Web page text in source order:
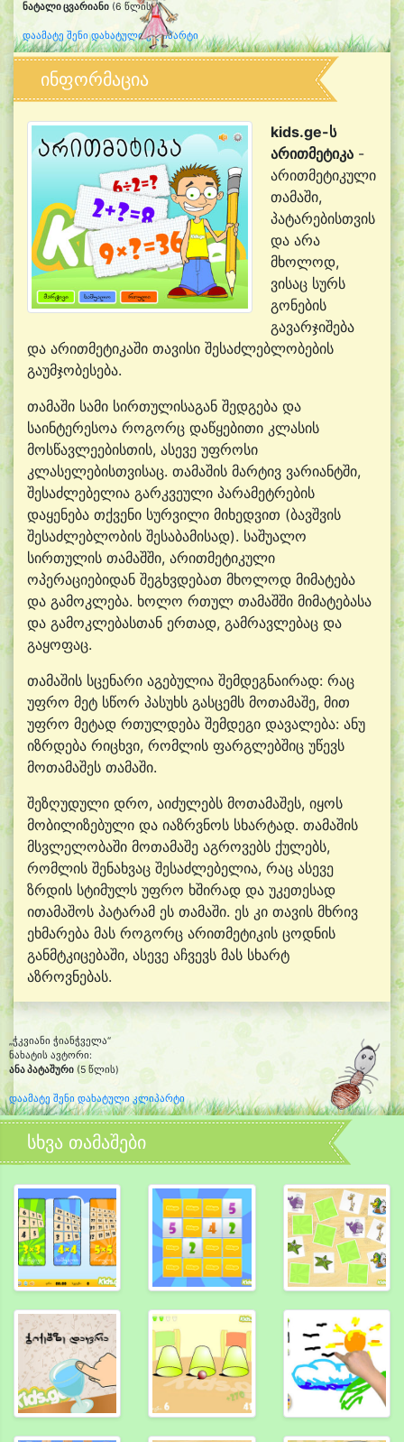
ნატალი ცვარიანი (6 წლის)
დაამატე შენი დახატული კლიპარტი
ინფორმაცია
kids.ge-ს
არითმეტიკა -
არითმეტიკული
თამაში,
პატარებისთვის
და არა
მხოლოდ,
ვისაც სურს
გონების
გავარჯიშება
და არითმეტიკაში თავისი შესაძლებლობების
გაუმჯობესება.
თამაში სამი სირთულისაგან შედგება და
საინტერესოა როგორც დაწყებითი კლასის
მოსწავლეებისთის, ასევე უფროსი
კლასელებისთვისაც. თამაშის მარტივ ვარიანტში,
შესაძლებელია გარკვეული პარამეტრების
დაყენება თქვენი სურვილი მიხედვით (ბავშვის
შესაძლებლობის შესაბამისად). საშუალო
სირთულის თამაშში, არითმეტიკული
ოპერაციებიდან შეგხვდებათ მხოლოდ მიმატება
და გამოკლება. ხოლო რთულ თამაშში მიმატებასა
და გამოკლებასთან ერთად, გამრავლებაც და
გაყოფაც.
თამაშის სცენარი აგებულია შემდეგნაირად: რაც
უფრო მეტ სწორ პასუხს გასცემს მოთამაშე, მით
უფრო მეტად რთულდება შემდეგი დავალება: ანუ
იზრდება რიცხვი, რომლის ფარგლებშიც უწევს
მოთამაშეს თამაში.
შეზღუდული დრო, აიძულებს მოთამაშეს, იყოს
მობილიზებული და იაზრვნოს სხარტად. თამაშის
მსვლელობაში მოთამაშე აგროვებს ქულებს,
რომლის შენახვაც შესაძლებელია, რაც ასევე
ზრდის სტიმულს უფრო ხშირად და უკეთესად
ითამაშოს პატარამ ეს თამაში. ეს კი თავის მხრივ
ეხმარება მას როგორც არითმეტიკის ცოდნის
განმტკიცებაში, ასევე აჩვევს მას სხარტ
აზროვნებას.
„ჭკვიანი ჭიანჭველა“
ნახატის ავტორი:
ანა პატაშური (5 წლის)
დაამატე შენი დახატული კლიპარტი
სხვა თამაშები